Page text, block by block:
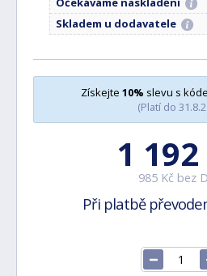
Skladem u dodavatele
Získejte 10% slevu s
(Platí do
1
985 Kč bez
Při platbě